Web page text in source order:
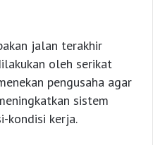
jalan terakhir
oleh serikat
pengusaha agar
sistem
kondisi kerja.